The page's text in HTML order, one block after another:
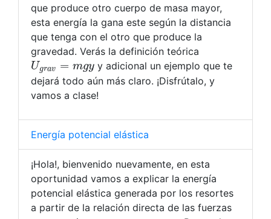
que produce otro cuerpo de masa mayor,
esta energía la gana este según la distancia
que tenga con el otro que produce la
gravedad. Verás la definición teórica
Ugrav=mgyy adicional un ejemplo que te
dejará todo aún más claro. ¡Disfrútalo, y
vamos a clase!
Energía potencial elástica
¡Hola!, bienvenido nuevamente, en esta
oportunidad vamos a explicar la energía
potencial elástica generada por los resortes
a partir de la relación directa de las fuerzas